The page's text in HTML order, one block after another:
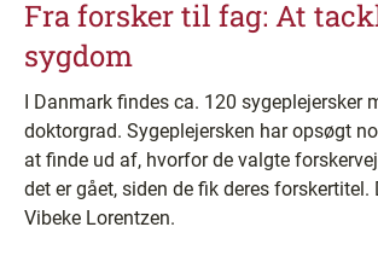
Fra forsker til fag: At
sygdom
I Danmark findes ca. 120 sygeplejersker
doktorgrad. Sygeplejersken har opsøgt
at finde ud af, hvorfor de valgte
det er gået, siden de fik deres forskertitel.
Vibeke Lorentzen.